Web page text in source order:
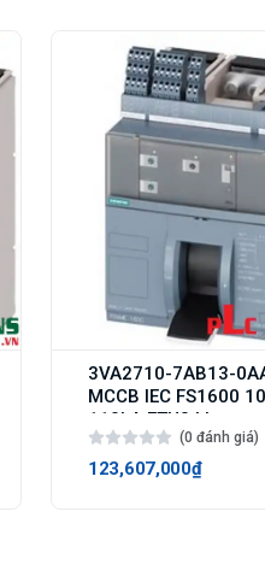
3VA2710-7AB13-
MCCB IEC FS1600
110kA ETU3 LI
(0 đánh giá)
123,607,000₫